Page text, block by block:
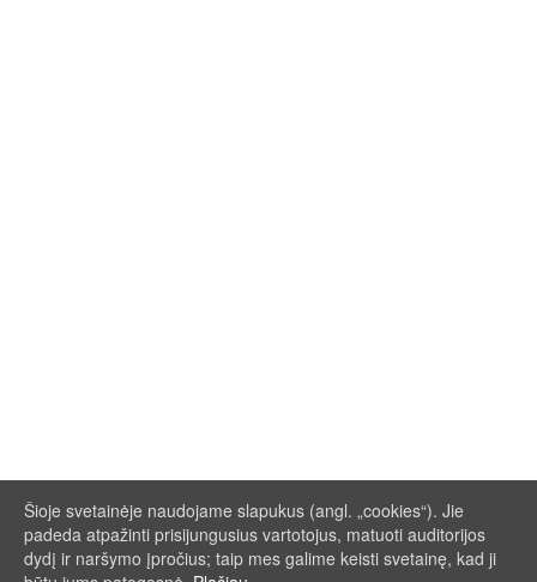
Šioje svetainėje naudojame slapukus (angl. „cookies“). Jie
padeda atpažinti prisijungusius vartotojus, matuoti auditorijos
dydį ir naršymo įpročius; taip mes galime keisti svetainę, kad ji